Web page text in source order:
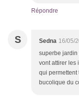
Répondre
S Sedna 16/05/
superbe jardin
vont attirer les
qui permettent
bucolique du